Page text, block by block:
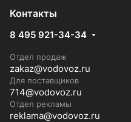
Контакты
8 495 921-34-34
Отдел продаж
zakaz@vodovoz.ru
Для поставщиков
714@vodovoz.ru
Отдел рекламы
reklama@vodovoz.ru